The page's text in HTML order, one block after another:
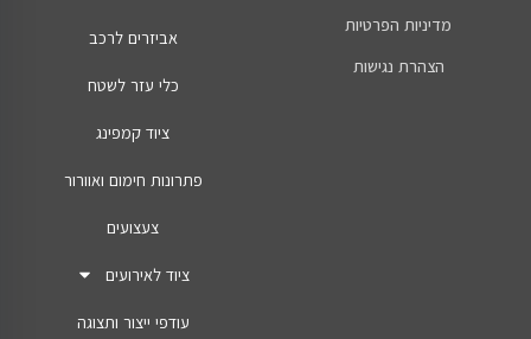
מדיניות הפרטיות
הצהרת נגישות
אביזרים לרכב
כלי עזר לשטח
ציוד קמפינג
פתרונות חימום ואוורור
צעצועים
ציוד לאירועים
עודפי ייצור ותצוגה